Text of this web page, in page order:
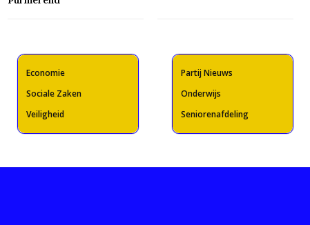
Economie
Sociale Zaken
Veiligheid
Partij Nieuws
Onderwijs
Seniorenafdeling